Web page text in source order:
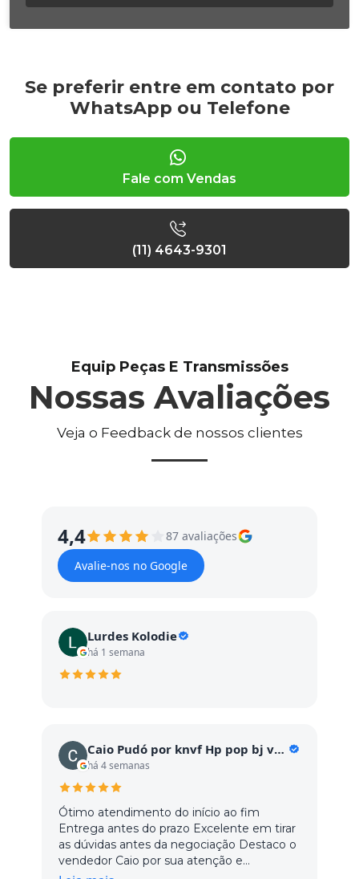
Se preferir entre em contato por
WhatsApp ou Telefone
Fale com Vendas
(11) 4643-9301
Equip Peças E Transmissões
Nossas Avaliações
Veja o Feedback de nossos clientes
4,4
87 avaliações
Avalie-nos no Google
Lurdes Kolodie
há 1 semana
Caio Pudó por knvf Hp pop bj vc GC vc c
há 4 semanas
Ótimo atendimento do início ao fim
Entrega antes do prazo Excelente em tirar
as dúvidas antes da negociação Destaco o
vendedor Caio por sua atenção e